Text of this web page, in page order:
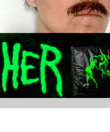
Plan Finde
INFANTIL